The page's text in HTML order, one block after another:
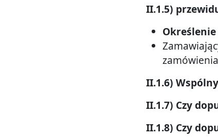
II.1.5)
II.1.6)
II.1.7) Czy
II.1.8) Czy